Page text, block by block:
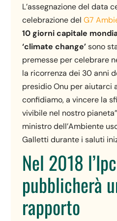
L’assegnazione del data
celebrazione delG7
10 giorni capitale
‘climate change’sono
premesse per celebrare
la ricorrenza dei 30 anni
presidio Onu per aiutarci
confidiamo, a vincere la
vivibile nel nostro
ministro dell’Ambiente
Galletti durante i saluti
Nel 2018
pubblicherà
rapporto